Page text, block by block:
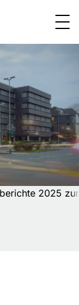
2025 zum